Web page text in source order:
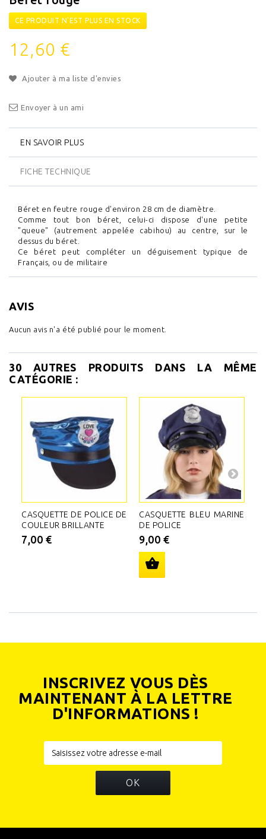
CE PRODUIT N'EST PLUS EN STOCK
12,60 €
Ajouter à ma liste d'envies
Envoyer à un ami
EN SAVOIR PLUS
FICHE TECHNIQUE
Béret en feutre rouge d'environ 28 cm de diamètre.
Comme tout bon béret, celui-ci dispose d'une petite
"queue" (autrement appelée cabihou) au centre, sur le
dessus du béret.
Ce béret peut compléter un déguisement typique de
Français, ou de militaire
AVIS
Aucun avis n'a été publié pour le moment.
30 AUTRES PRODUITS DANS LA MÊME
CATÉGORIE :
CASQUETTE DE POLICE DE
COULEUR BRILLANTE
7,00 €
CASQUETTE BLEU MARINE
DE POLICE
9,00 €
INSCRIVEZ VOUS DÈS
MAINTENANT À LA LETTRE
D'INFORMATIONS !
OK